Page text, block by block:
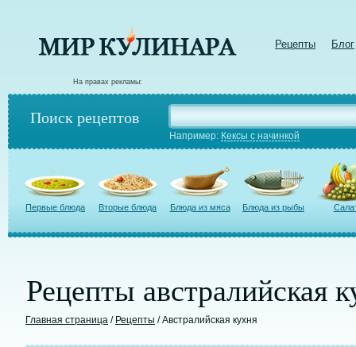
Рецепты Блог
На правах рекламы:
Поиск рецептов
Например: Кексы с начинкой
Первые блюда Вторые блюда Блюда из мяса Блюда из рыбы
Рецепты австралийская
Главная страница / Рецепты / Австралийская кухня